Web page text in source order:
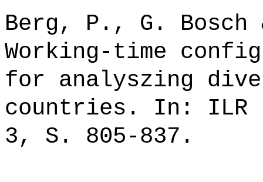
Berg, P., G.
Working-time
for analyszing
countries. In: ILR
3, S. 805-837.